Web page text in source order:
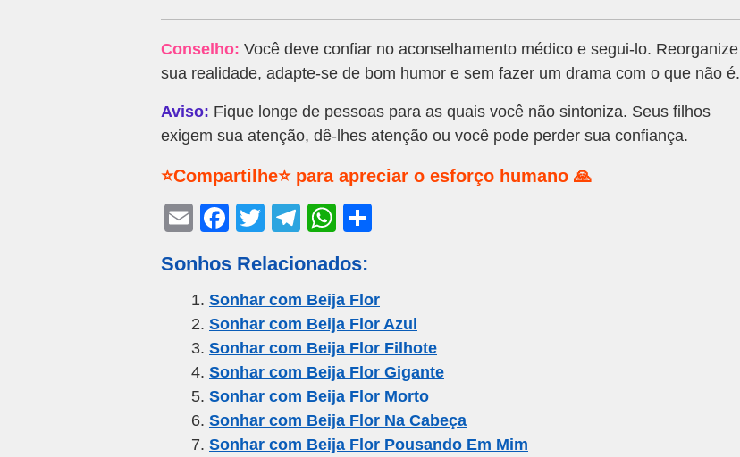
Conselho: Você deve confiar no aconselhamento médico e segui-lo. Reorganize
sua realidade, adapte-se de bom humor e sem fazer um drama com o que não é.
Aviso: Fique longe de pessoas para as quais você não sintoniza. Seus filhos
exigem sua atenção, dê-lhes atenção ou você pode perder sua confiança.
⭐Compartilhe⭐ para apreciar o esforço humano 🙏
E
ail
F
c
e
b
o
o
k
T
tt
er
T
e
gr
a
m
W
at
s
A
p
p
e
Sonhos Relacionados:
Sonhar com Beija Flor
Sonhar com Beija Flor Azul
Sonhar com Beija Flor Filhote
Sonhar com Beija Flor Gigante
Sonhar com Beija Flor Morto
Sonhar com Beija Flor Na Cabeça
Sonhar com Beija Flor Pousando Em Mim